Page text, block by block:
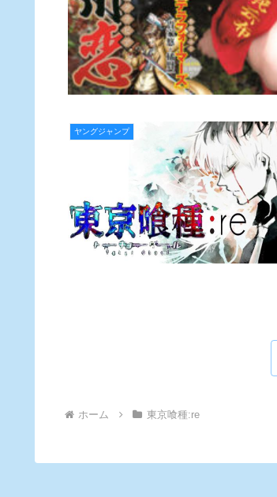
ヤングジャンプ
ホーム 東京喰種:re